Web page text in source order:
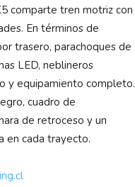
comparte tren motriz con
En términos de
trasero, parachoques de
LED, neblineros
y equipamiento completo.
cuadro de
de retroceso y un
en cada trayecto.